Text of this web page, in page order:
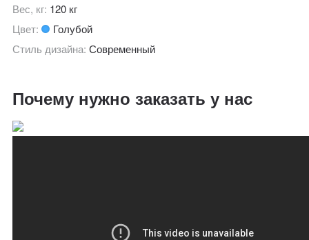
Вес, кг: 120 кг
Цвет:
Голубой
Стиль дизайна:Современный
Почему нужно заказать у нас